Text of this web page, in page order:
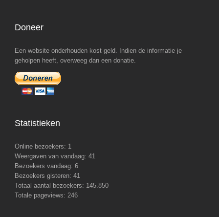
Doneer
Een website onderhouden kost geld. Indien de informatie je
geholpen heeft, overweeg dan een donatie.
Statistieken
Online bezoekers: 1
Weergaven van vandaag: 41
Bezoekers vandaag: 6
Bezoekers gisteren: 41
Totaal aantal bezoekers: 145.850
Totale pageviews: 246